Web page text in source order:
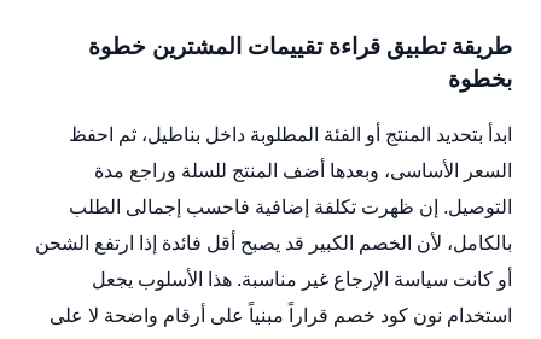
طريقة تطبيق قراءة تقييمات المشترين خطوة
بخطوة
ابدأ بتحديد المنتج أو الفئة المطلوبة داخل بناطيل، ثم احفظ
السعر الأساسى، وبعدها أضف المنتج للسلة وراجع مدة
التوصيل. إن ظهرت تكلفة إضافية فاحسب إجمالى الطلب
بالكامل، لأن الخصم الكبير قد يصبح أقل فائدة إذا ارتفع الشحن
أو كانت سياسة الإرجاع غير مناسبة. هذا الأسلوب يجعل
استخدام نون كود خصم قراراً مبنياً على أرقام واضحة لا على